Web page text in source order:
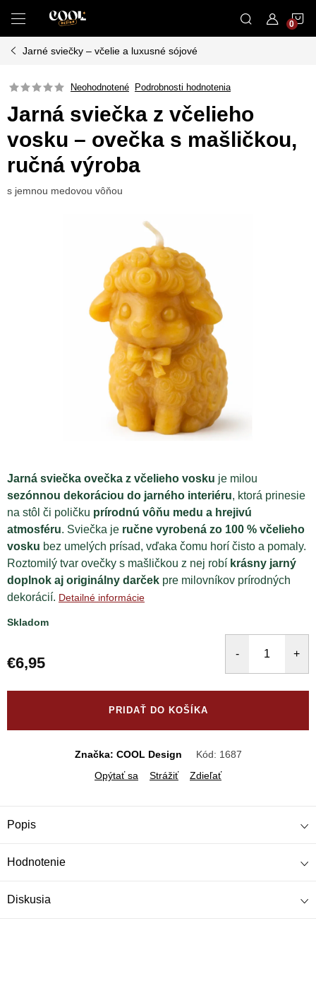
obsah
Jarné sviečky – včelie a luxusné sójové
Neohodnotené Podrobnosti hodnotenia
Jarná sviečka z včelieho
vosku – ovečka s mašličkou,
ručná výroba
s jemnou medovou vôňou
Jarná sviečka ovečka z včelieho vosku je milou
sezónnou dekoráciou do jarného interiéru, ktorá prinesie
na stôl či poličku prírodnú vôňu medu a hrejivú
atmosféru. Sviečka je ručne vyrobená zo 100 % včelieho
vosku bez umelých prísad, vďaka čomu horí čisto a pomaly.
Roztomilý tvar ovečky s mašličkou z nej robí krásny jarný
doplnok aj originálny darček pre milovníkov prírodných
dekorácií. Detailné informácie
Skladom
€6,95
PRIDAŤ DO KOŠÍKA
Značka: COOL Design Kód: 1687
Opýtať sa
Strážiť Zdieľať
Popis
Hodnotenie
Diskusia